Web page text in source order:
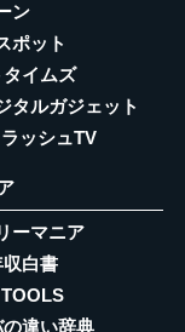
ン
ポット
イムズ
タルガジェット
ッシュTV
ーマニア
白書
違い辞典